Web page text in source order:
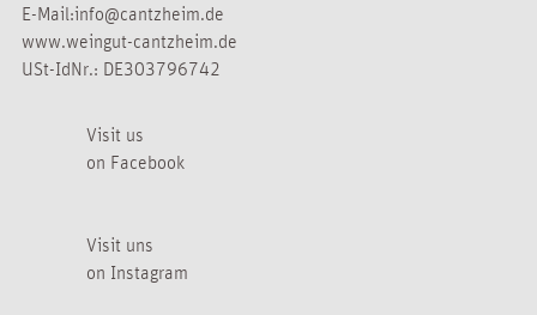
E-Mail:info@cantzheim.de
www.weingut-cantzheim.de
USt-IdNr.: DE303796742
Visit us
on Facebook
Visit uns
on Instagram